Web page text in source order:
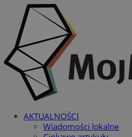
AKTUALNOŚCI
Wiadomości lokalne